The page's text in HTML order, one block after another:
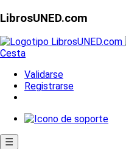
LibrosUNED.com
Cesta
Validarse
Registrarse
☰